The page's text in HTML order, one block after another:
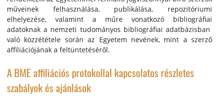
műveinek felhasználása, publikálása, repozitóriumi
elhelyezése, valamint a műre vonatkozó bibliográfiai
adatoknak a nemzeti tudományos bibliográfiai adatbázisban
való közzététele során az Egyetem nevének, mint a szerző
affiliációjának a feltüntetéséről.
A BME affiliációs protokollal kapcsolatos részletes
szabályok és ajánlások